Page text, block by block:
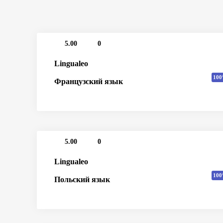
5.00 0
Lingualeo
Французский язык
5.00 0
Lingualeo
Польский язык